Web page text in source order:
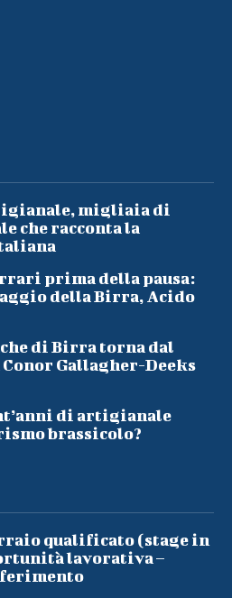
migliaia di
che racconta la
prima della pausa:
della Birra, Acido
di Birra torna dal
Gallagher-Deeks
di artigianale
brassicolo?
qualificato (stage in
lavorativa –